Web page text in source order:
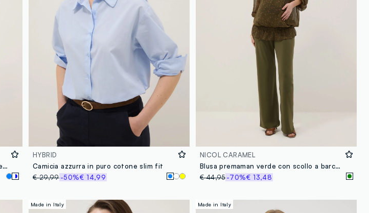
Camicia bianca a righe in puro cotone regular fit
HYBRID
Camicia azzurra in puro cotone slim fit
€ 29,99-50%€ 14,99
NICOL CARAMEL
Blusa premaman verde con scollo a barchetta e stampa fantasia
€ 44,95-70%€ 13,48
Made in Italy Made in Italy